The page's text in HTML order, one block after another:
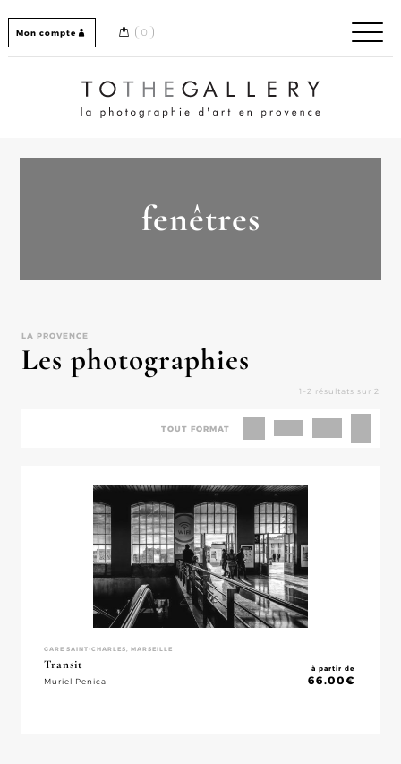
Mon compte 0
Home / Accueil
fenêtres
LA PROVENCE
Les photographies
1–2 résultats sur 2
TOUT FORMAT
GARE SAINT-CHARLES, MARSEILLE
Transit
Muriel Penica
à partir de
66.00€